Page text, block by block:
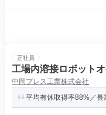
正社員
工場内溶接ロボット
中岡プレス工業株式会社
平均有休取得率88%／長